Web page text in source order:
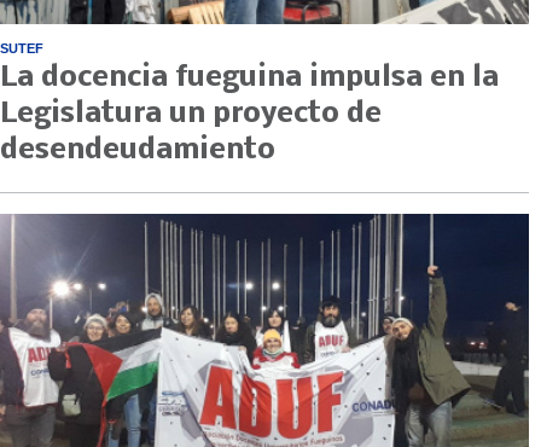
SUTEF
La docencia fueguina impulsa en la
Legislatura un proyecto de
desendeudamiento